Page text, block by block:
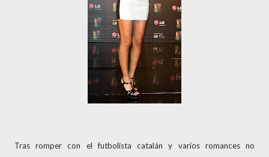
Tras romper con el futbolista catalán y varios romances no